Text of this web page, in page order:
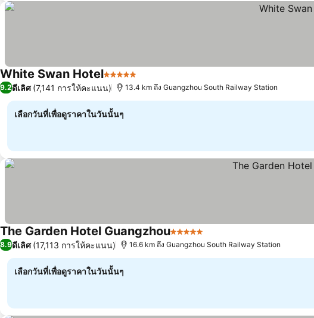
White Swan Hotel5 ดาว
9.2ดีเลิศ (7,141 การให้คะแนน) 13.4 km ถึง Guangzhou South Railway Station
เลือกวันที่เพื่อดูราคาในวันนั้นๆ
The Garden Hotel Guangzhou5 ดาว
8.9ดีเลิศ (17,113 การให้คะแนน) 16.6 km ถึง Guangzhou South Railway Station
เลือกวันที่เพื่อดูราคาในวันนั้นๆ